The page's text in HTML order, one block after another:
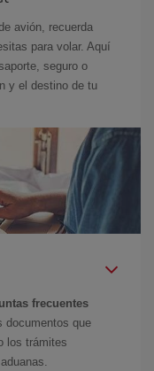
avión, recuerda
para volar. Aquí
seguro o
y el destino de tu
frecuentes
documentos que
los trámites